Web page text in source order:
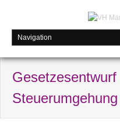
Steuerumgehung